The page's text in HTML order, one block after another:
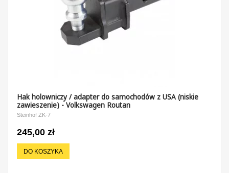
Hak holowniczy / adapter do samochodów z USA (niskie
zawieszenie) - Volkswagen Routan
Steinhof ZK-7
245,00 zł
DO KOSZYKA